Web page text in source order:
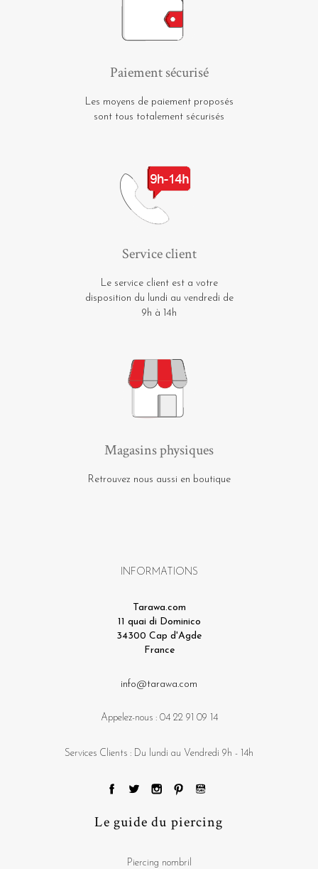
Paiement sécurisé
Les moyens de paiement proposés
sont tous totalement sécurisés
Service client
Le service client est a votre
disposition du lundi au vendredi de
9h à 14h
Magasins physiques
Retrouvez nous aussi en boutique
INFORMATIONS
Tarawa.com
11 quai di Dominico
34300 Cap d'Agde
France
info@tarawa.com
Appelez-nous : 04 22 91 09 14
Services Clients : Du lundi au Vendredi 9h - 14h
Le guide du piercing
Piercing nombril